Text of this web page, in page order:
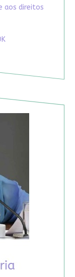
aos direitos